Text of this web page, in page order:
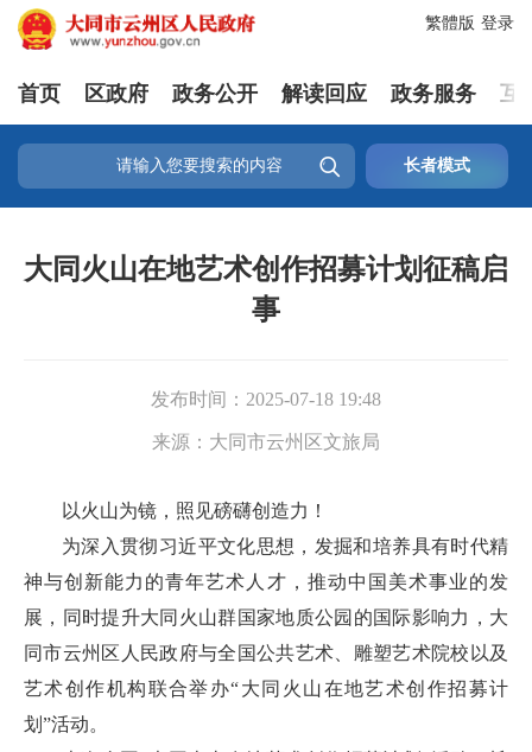
登录
繁體版
首页 区政府 政务公开 解读回应 政务服务 互
 长者模式
大同火山在地艺术创作招募计划征稿启
事
发布时间： 2025-07-18 19:48
来源： 大同市云州区文旅局
以火山为镜，照见磅礴创造力！
为深入贯彻习近平文化思想，发掘和培养具有时代精
神与创新能力的青年艺术人才，推动中国美术事业的发
展，同时提升大同火山群国家地质公园的国际影响力，大
同市云州区人民政府与全国公共艺术、雕塑艺术院校以及
艺术创作机构联合举办“大同火山在地艺术创作招募计
划”活动。